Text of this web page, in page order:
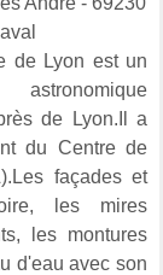
de Lyon est un
astronomique
de Lyon.Il a
du Centre de
façades et
les mires
les montures
d'eau avec son